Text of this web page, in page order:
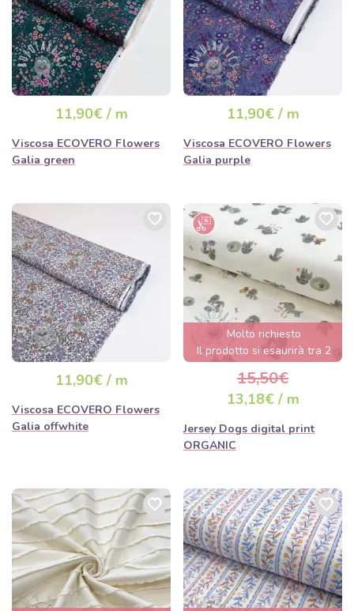
11,90€ / m
Viscosa ECOVERO Flowers
Galia green
11,90€ / m
Viscosa ECOVERO Flowers
Galia purple
11,90€ / m
Viscosa ECOVERO Flowers
Galia offwhite
Molto richiesto
Il prodotto si esaurirà tra 2
giorni.
15,50€
13,18€ / m
Jersey Dogs digital print
ORGANIC